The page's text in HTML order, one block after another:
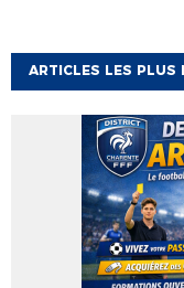
ARTICLES LES PLUS